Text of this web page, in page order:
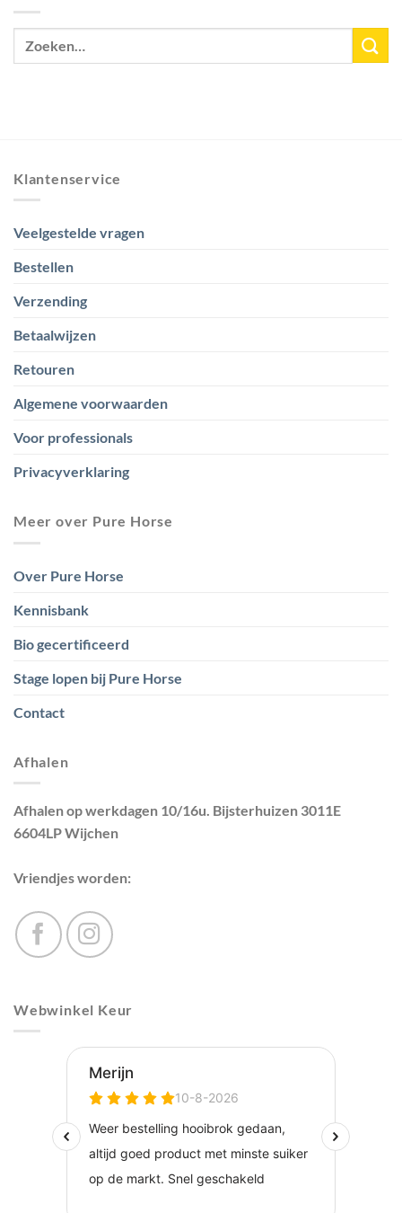
Klantenservice
Veelgestelde vragen
Bestellen
Verzending
Betaalwijzen
Retouren
Algemene voorwaarden
Voor professionals
Privacyverklaring
Meer over Pure Horse
Over Pure Horse
Kennisbank
Bio gecertificeerd
Stage lopen bij Pure Horse
Contact
Afhalen
Afhalen op werkdagen 10/16u. Bijsterhuizen 3011E
6604LP Wijchen
Vriendjes worden:
Webwinkel Keur